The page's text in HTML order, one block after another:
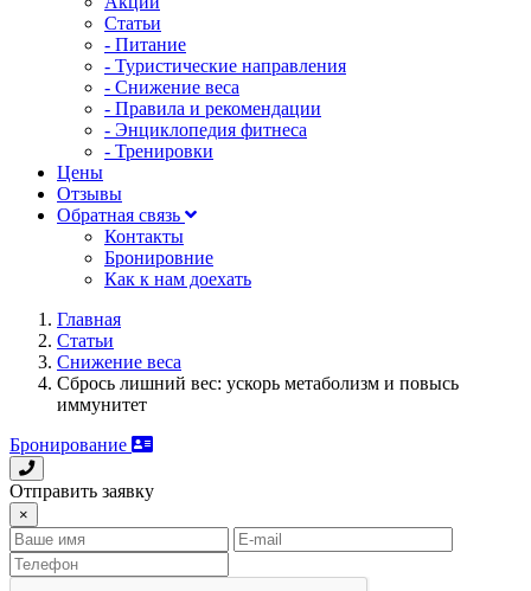
Статьи
- Питание
- Туристические направления
- Снижение веса
- Правила и рекомендации
- Энциклопедия фитнеса
- Тренировки
Цены
Отзывы
Обратная связь
Контакты
Бронировние
Как к нам доехать
Главная
Статьи
Снижение веса
Сбрось лишний вес: ускорь метаболизм и повысь
иммунитет
Бронирование
Отправить заявку
×